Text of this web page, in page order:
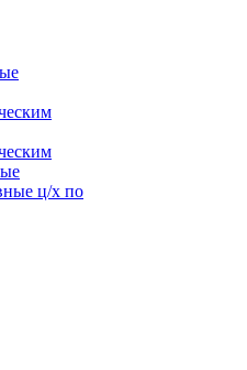
ц/х по